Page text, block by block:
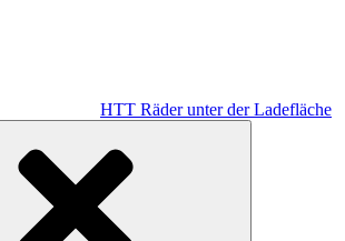
HTT Räder unter der Ladefläche